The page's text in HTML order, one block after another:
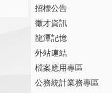
招標公告
徵才資訊
龍潭記憶
外站連結
檔案應用專區
公務統計業務專區